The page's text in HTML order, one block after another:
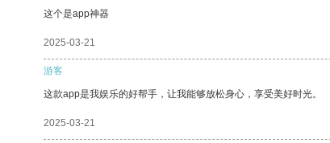
这个是app神器
2025-03-21
游客
这款app是我娱乐的好帮手，让我能够放松身心，享受美好时光。
2025-03-21